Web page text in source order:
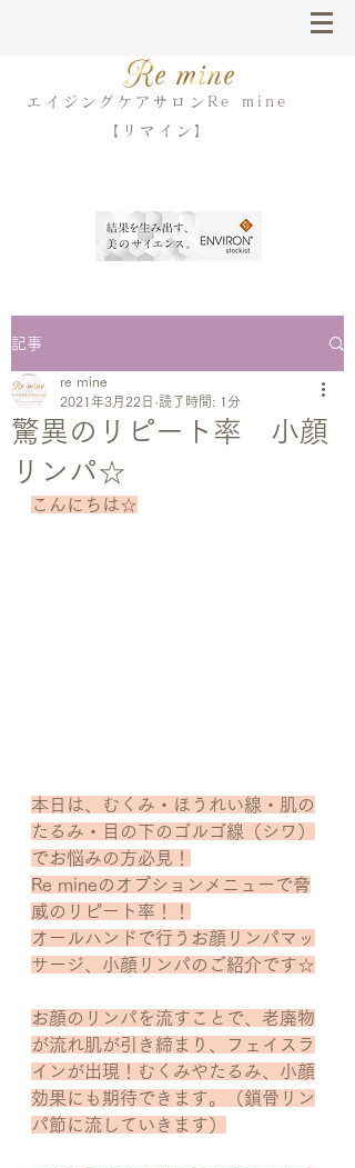
エイジングケアサロンRe mine
【リマイン】
記事
驚異のリピート率 小顔
リンパ☆
re mine
2021年3月22日 読了時間: 1分
こんにちは☆
本日は、むくみ・ほうれい線・肌の
たるみ・目の下のゴルゴ線（シワ）
でお悩みの方必見！
Re mineのオプションメニューで脅
威のリピート率！！
オールハンドで行うお顔リンパマッ
サージ、小顔リンパのご紹介です☆
お顔のリンパを流すことで、老廃物
が流れ肌が引き締まり、フェイスラ
インが出現！むくみやたるみ、小顔
効果にも期待できます。（鎖骨リン
パ節に流していきます）